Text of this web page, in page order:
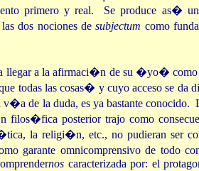
primero y real. Se produce as�
dos nociones desubjectum como
llegar a la afirmaci�n de su �yo� como
todas las cosas� y cuyo acceso se da
de la duda, es ya bastante conocido.
posterior trajo como
la religi�n, etc., no pudieran ser
garante omnicomprensivo de todo
nos caracterizada por: el